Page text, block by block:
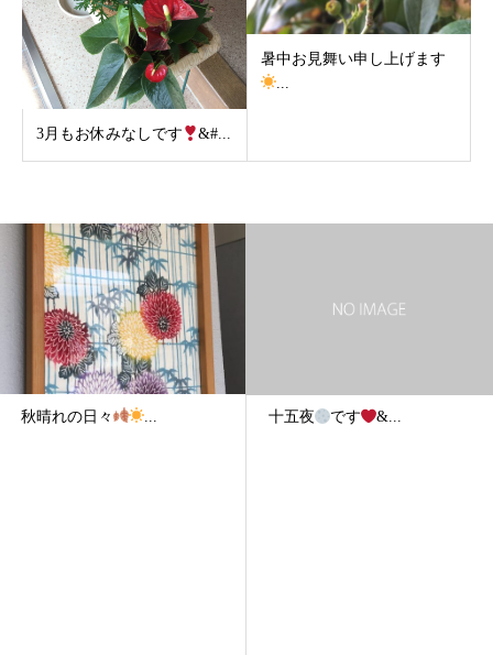
3月もお休みなしです &#...
暑中お見舞い申し上げます
...
秋晴れの日々 十五夜 です &...